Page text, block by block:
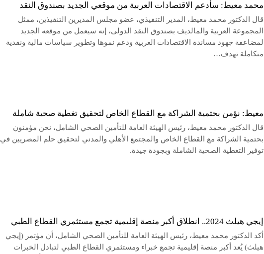
محمد معيط: سأدعم الاقتصادات العربية من موقعي الجديد بصندوق النقد
قال الدكتور محمد معيط، المدير التنفيذي، عضو مجلس المديرين التنفيذين، ممثل
المجموعة العربية والمالديف بصندوق النقد الدولى، إنه سيعمل من موقعه الجديد
لمضاعفة جهود مساندة الاقتصادات العربية ودعم نموها وتطوير سياسات مالية ونقدية
متكاملة تهدف…
معيط: نؤمن بحتمية الشراكة مع القطاع الخاص لتحقيق تغطية صحية شاملة
قال الدكتور محمد معيط، رئيس الهيئة العامة للتأمين الصحي الشامل، نحن مؤمنون
بحتمية الشراكة مع القطاع الخاص والمجتمع الأهلي والمدني لتحقيق حلم المصريين في
توفير التغطية الصحية الشاملة وبجودة جيدة.
إيجي هيلث 2024.. انطلاق أكبر منصة إقليمية تجمع مستثمري القطاع الطبي
أكد الدكتور محمد معيط، رئيس الهيئة العامة للتأمين الصحي الشامل، أن مؤتمر (إيجي
هيلث) يُعد أكبر منصة إقليمية تجمع خبراء ومستثمري القطاع الطبي لتبادل الخبرات